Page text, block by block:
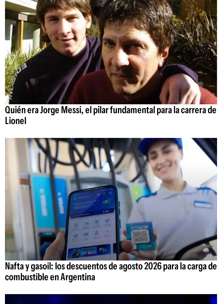
Quién era Jorge Messi, el pilar fundamental para la carrera de
Lionel
Nafta y gasoil: los descuentos de agosto 2026 para la carga de
combustible en Argentina